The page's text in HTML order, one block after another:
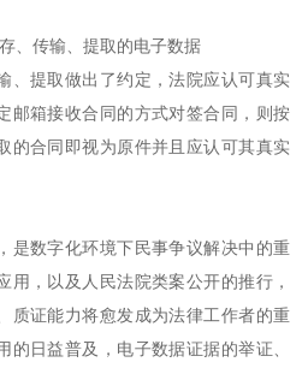
、传输、提取的电子数据
、提取做出了约定，法院应认可真实
邮箱接收合同的方式对签合同，则按
的合同即视为原件并且应认可其真实
是数字化环境下民事争议解决中的重
用，以及人民法院类案公开的推行，
质证能力将愈发成为法律工作者的重
日益普及，电子数据证据的举证、